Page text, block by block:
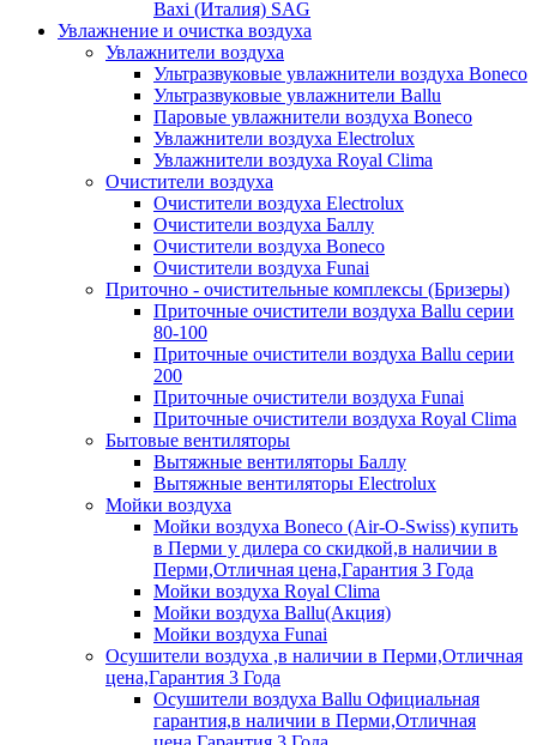
Baxi (Италия) SAG
Увлажнение и очистка воздуха
Увлажнители воздуха
Ультразвуковые увлажнители воздуха Boneco
Ультразвуковые увлажнители Ballu
Паровые увлажнители воздуха Boneco
Увлажнители воздуха Electrolux
Увлажнители воздуха Royal Clima
Очистители воздуха
Очистители воздуха Electrolux
Очистители воздуха Баллу
Очистители воздуха Boneco
Очистители воздуха Funai
Приточно - очистительные комплексы (Бризеры)
Приточные очистители воздуха Ballu серии
80-100
Приточные очистители воздуха Ballu серии
200
Приточные очистители воздуха Funai
Приточные очистители воздуха Royal Clima
Бытовые вентиляторы
Вытяжные вентиляторы Баллу
Вытяжные вентиляторы Electrolux
Мойки воздуха
Мойки воздуха Boneco (Air-O-Swiss) купить
в Перми у дилера со скидкой,в наличии в
Перми,Отличная цена,Гарантия 3 Года
Мойки воздуха Royal Clima
Мойки воздуха Ballu(Акция)
Мойки воздуха Funai
Осушители воздуха ,в наличии в Перми,Отличная
цена,Гарантия 3 Года
Осушители воздуха Ballu Официальная
гарантия,в наличии в Перми,Отличная